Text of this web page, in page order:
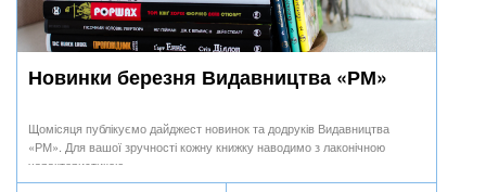
Новинки березня Видавництва «РМ»
Щомісяця публікуємо дайджест новинок та додруків Видавництва
«РМ». Для вашої зручності кожну книжку наводимо з лаконічною
характеристикою.